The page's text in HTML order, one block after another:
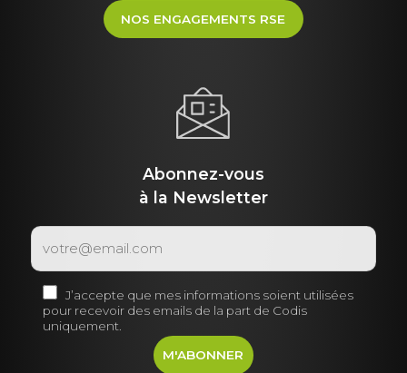
NOS ENGAGEMENTS RSE
Abonnez-vous
à la Newsletter
J’accepte que mes informations soient utilisées
pour recevoir des emails de la part de Codis
uniquement.